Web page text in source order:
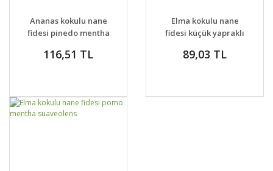
DETAYLAR SEPETE EKLE
Ananas kokulu nane
fidesi pinedo mentha
116,51 TL
DETAYLAR
VER
Elma kokulu nane
fidesi küçük yapraklı
89,03 TL